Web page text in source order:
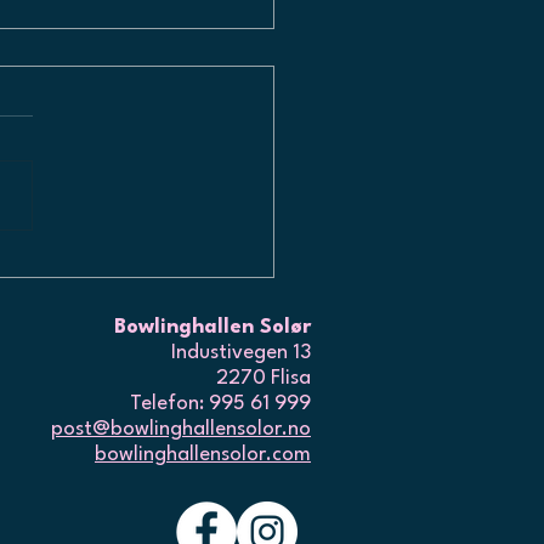
Bowlinghallen Solør
Industivegen 13
2270 Flisa
Telefon: 995 61 999
post@bowlinghallensolor.no
bowlinghallensolor.com